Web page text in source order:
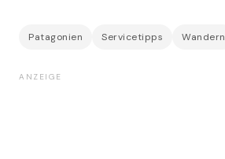
Patagonien Servicetipps Wandern
ANZEIGE